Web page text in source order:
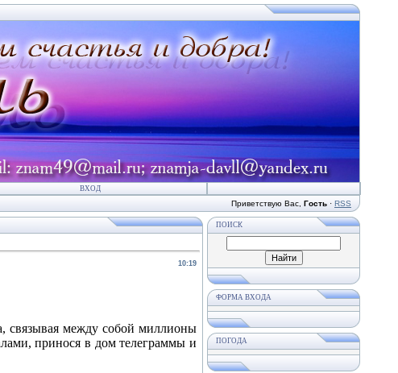
ВХОД
Приветствую Вас Гость · RSS
10:19
связывая между собой миллионы
принося в дом телеграммы и
ПОИСК
ФОРМА ВХОДА
ПОГОДА